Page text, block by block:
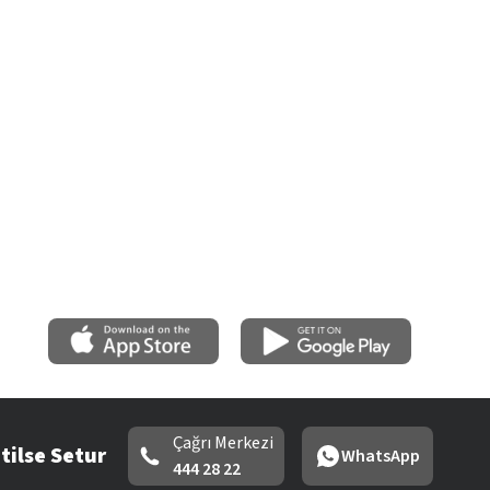
Setur
Çağrı Merkezi
444 28 22
WhatsApp